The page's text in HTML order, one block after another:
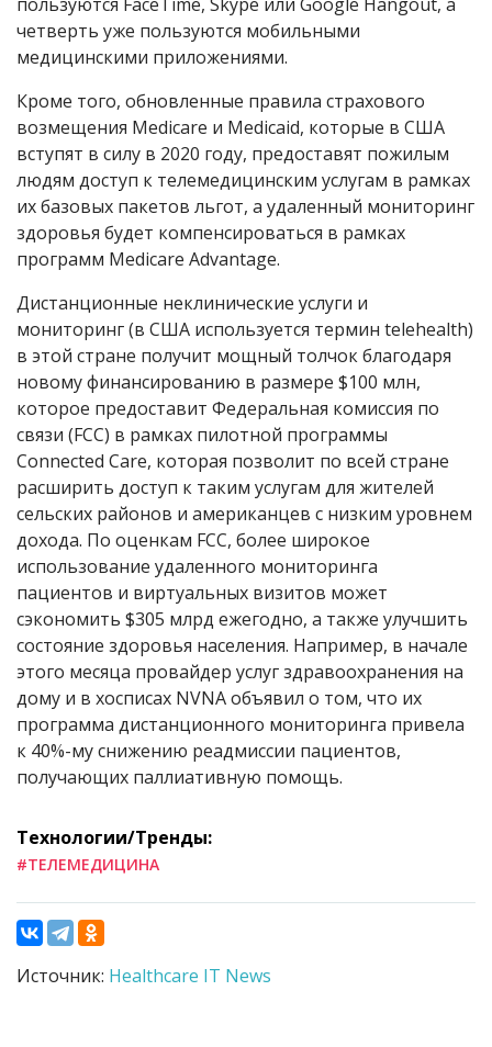
четверть уже пользуются мобильными
медицинскими приложениями.
Кроме того, обновленные правила страхового
возмещения Medicare и Medicaid, которые в США
вступят в силу в 2020 году, предоставят пожилым
людям доступ к телемедицинским услугам в рамках
их базовых пакетов льгот, а удаленный мониторинг
здоровья будет компенсироваться в рамках
программ Medicare Advantage.
Дистанционные неклинические услуги и
мониторинг (в США используется термин telehealth)
в этой стране получит мощный толчок благодаря
новому финансированию в размере $100 млн,
которое предоставит Федеральная комиссия по
связи (FCC) в рамках пилотной программы
Connected Care, которая позволит по всей стране
расширить доступ к таким услугам для жителей
сельских районов и американцев с низким уровнем
дохода. По оценкам FCC, более широкое
использование удаленного мониторинга
пациентов и виртуальных визитов может
сэкономить $305 млрд ежегодно, а также улучшить
состояние здоровья населения. Например, в начале
этого месяца провайдер услуг здравоохранения на
дому и в хосписах NVNA объявил о том, что их
программа дистанционного мониторинга привела
к 40%-му снижению реадмиссии пациентов,
получающих паллиативную помощь.
Технологии/Тренды:
#ТЕЛЕМЕДИЦИНА
Источник: Healthcare IT News